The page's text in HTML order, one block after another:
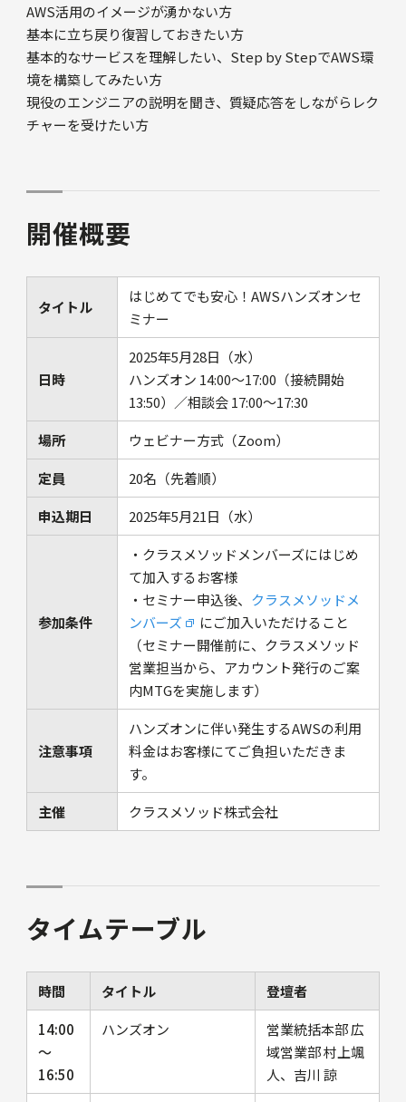
AWS活用のイメージが湧かない方
基本に立ち戻り復習しておきたい方
基本的なサービスを理解したい、Step by StepでAWS環
境を構築してみたい方
現役のエンジニアの説明を聞き、質疑応答をしながらレク
チャーを受けたい方
開催概要
タイトル
はじめてでも安心！AWSハンズオンセ
ミナー
日時
2025年5月28日（水）
ハンズオン 14:00〜17:00（接続開始
13:50）／相談会 17:00～17:30
場所
ウェビナー方式（Zoom）
定員
20名（先着順）
申込期日
2025年5月21日（水）
参加条件
・クラスメソッドメンバーズにはじめ
て加入するお客様
・セミナー申込後、 クラスメソッドメ
ンバーズ
にご加入いただけること
（セミナー開催前に、クラスメソッド
営業担当から、アカウント発行のご案
内MTGを実施します）
注意事項
ハンズオンに伴い発生するAWSの利用
料金はお客様にてご負担いただきま
す。
主催
クラスメソッド株式会社
タイムテーブル
時間 タイトル
登壇者
14:00
〜
16:50
ハンズオン
営業統括本部 広
域営業部 村上颯
人、吉川 諒